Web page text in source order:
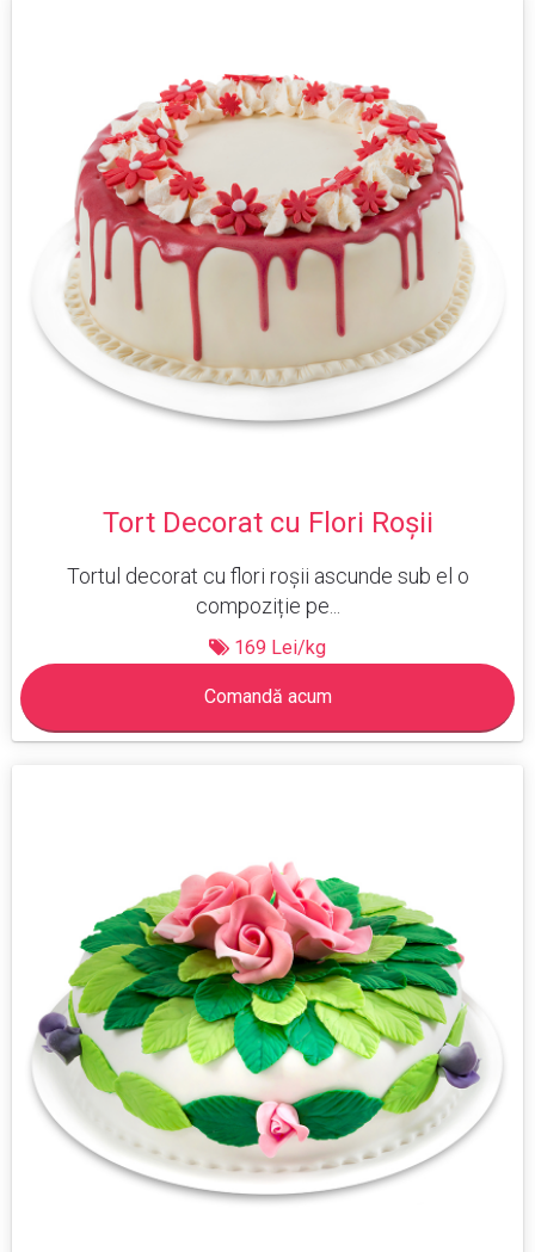
Tort Decorat cu Flori Roșii
Tortul decorat cu flori roșii ascunde sub el o
compoziție pe...
169 Lei/kg
Comandă acum